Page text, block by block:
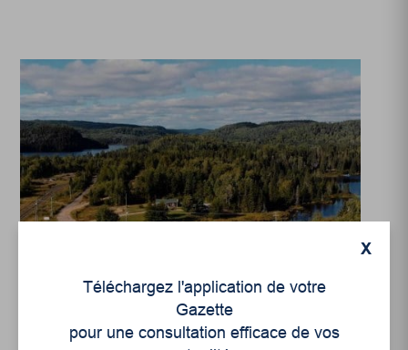
Le magasin général,
cœur de Lac-Édouard
X
Téléchargez l'application de votre
Gazette
pour une consultation efficace de vos